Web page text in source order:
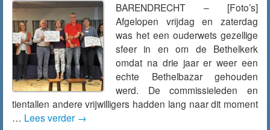
BARENDRECHT – [Foto’s]
Afgelopen vrijdag en zaterdag
was het een ouderwets gezellige
sfeer in en om de Bethelkerk
omdat na drie jaar er weer een
echte Bethelbazar gehouden
werd. De commissieleden en
tientallen andere vrijwilligers hadden lang naar dit moment
… Lees verder →